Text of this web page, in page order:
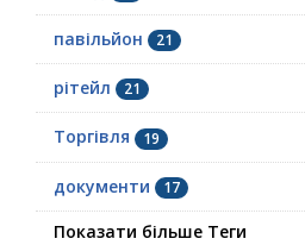
павільйон 21
рітейл 21
Торгівля 19
документи 17
Показати більше Теги